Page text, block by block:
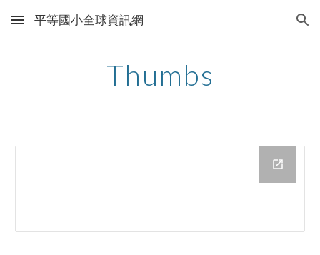
Skip to main content Skip to navigation
平等國小全球資訊網
Thumbs